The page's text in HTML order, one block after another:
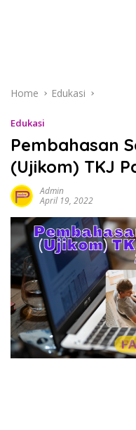
Home Edukasi
Edukasi
Pembahasan
(Ujikom) TKJ
Admin
April 19, 2022